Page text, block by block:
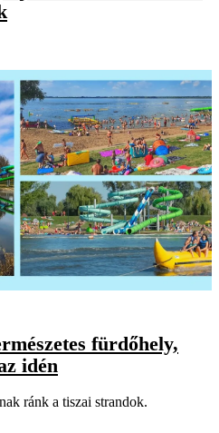
fürdőhely,
idén
ránk a tiszai strandok.